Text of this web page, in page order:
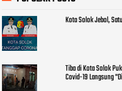
Kota Solok Jebol,
Tiba di Kota Solok
Covid-19 Langsung